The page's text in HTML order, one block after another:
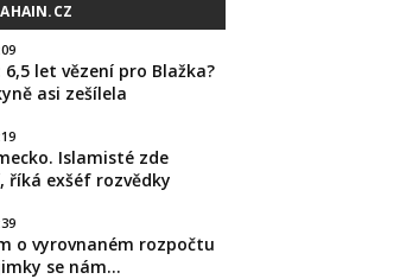
let vězení pro Blažka?
asi zešílela
Islamisté zde
říká exšéf rozvědky
o vyrovnaném rozpočtu
se nám…